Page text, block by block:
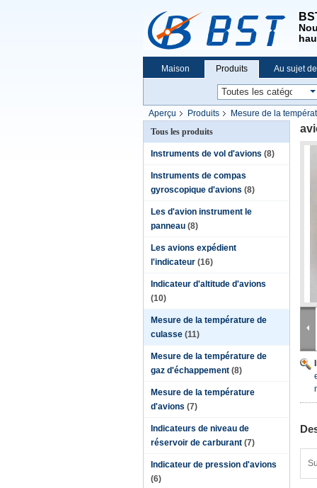
Maison Produits Au sujet
Aperçu Produits Mesure de la
Tous les produits
Instruments de vol d'avions (8)
Instruments de compas
gyroscopique d'avions (8)
Les d'avion instrument le
panneau (8)
Les avions expédient
l'indicateur (16)
Indicateur d'altitude d'avions
(10)
Mesure de la température de
culasse (11)
Mesure de la température de
gaz d'échappement (8)
Mesure de la température
d'avions (7)
Indicateurs de niveau de
réservoir de carburant (7)
Indicateur de pression d'avions
(6)